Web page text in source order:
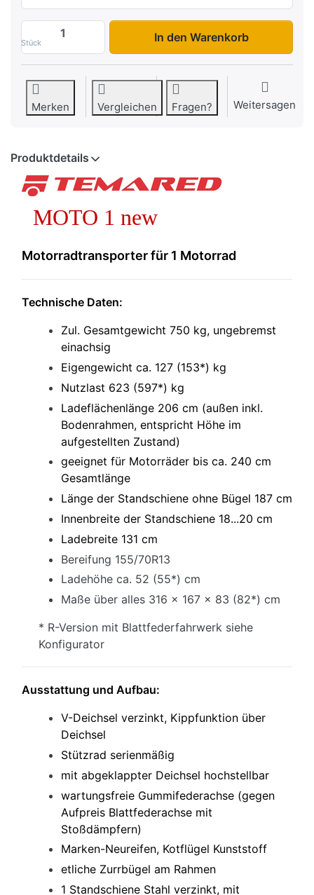
Stück
Moto 1 zu 859,00 €, Menge 1. Fahrwerk:
In den Warenkorb
Merken Vergleichen Fragen? Weitersagen
Produktdetails
MOTO 1 new
Motorradtransporter für 1 Motorrad
Technische Daten:
Zul. Gesamtgewicht 750 kg, ungebremst
einachsig
Eigengewicht ca. 127 (153*) kg
Nutzlast 623 (597*) kg
Ladeflächenlänge 206 cm (außen inkl.
Bodenrahmen, entspricht Höhe im
aufgestellten Zustand)
geeignet für Motorräder bis ca. 240 cm
Gesamtlänge
Länge der Standschiene ohne Bügel 187 cm
Innenbreite der Standschiene 18...20 cm
Ladebreite 131 cm
Bereifung 155/70R13
Ladehöhe ca. 52 (55*) cm
Maße über alles 316 x 167 x 83 (82*) cm
* R-Version mit Blattfederfahrwerk siehe
Konfigurator
Ausstattung und Aufbau:
V-Deichsel verzinkt, Kippfunktion über
Deichsel
Stützrad serienmäßig
mit abgeklappter Deichsel hochstellbar
wartungsfreie Gummifederachse (gegen
Aufpreis Blattfederachse mit
Stoßdämpfern)
Marken-Neureifen, Kotflügel Kunststoff
etliche Zurrbügel am Rahmen
1 Standschiene Stahl verzinkt, mit